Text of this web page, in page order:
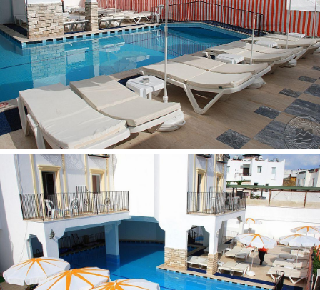
dušas yra
patalynės keitimas: 3 kartus per savaitę
balkonas yra
internetas: Wi-Fi nemokamai
seifas numeryje, už papildomą mokestį
numerių tvarkymas: kasdien
grindys: parketas
televizorius: yra
telefonas yra
rusiški kanalai: 1
oro kondicionierius: individualus
mini baras už papildomą mokestį (gaivieji gėrimai)
Viešbučio teritorijoje:
prie baseino: paplūdimio rankšluosčiai nėra
barai: 1
prie baseino: skėčiai, gultai, čiužiniai - nemokamai
gydytojo iškvietimas yra
belaidis internetas nemokamai
baseinai: 1 (atviras)